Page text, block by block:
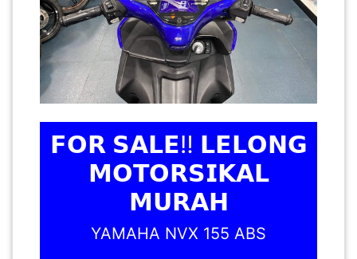
𝗙𝗢𝗥 𝗦𝗔𝗟𝗘‼️ 𝗟𝗘𝗟𝗢𝗡𝗚
𝗠𝗢𝗧𝗢𝗥𝗦𝗜𝗞𝗔𝗟
𝗠𝗨𝗥𝗔𝗛
YAMAHA NVX 155 ABS